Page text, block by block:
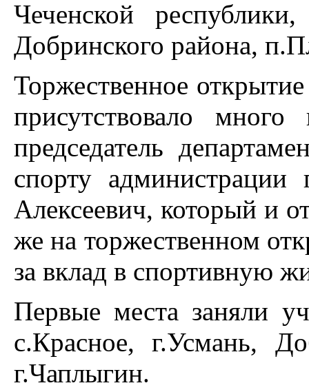
Чеченской
Добринского района,
Торжественное
присутствовало
председатель
спорту администрации
Алексеевич, который и
же на торжественном
за вклад в спортивную
Первые места заняли
с.Красное, г.Усмань,
г.Чаплыгин.